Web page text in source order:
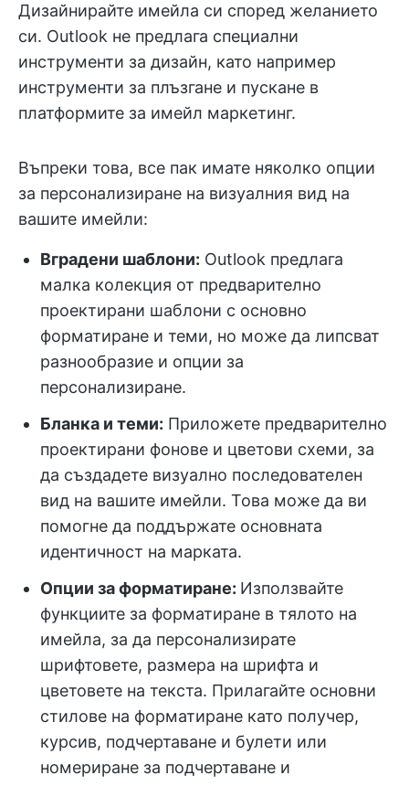
Дизайнирайте имейла си според желанието
си. Outlook не предлага специални
инструменти за дизайн, като например
инструменти за плъзгане и пускане в
платформите за имейл маркетинг.
Въпреки това, все пак имате няколко опции
за персонализиране на визуалния вид на
вашите имейли:
Вградени шаблони: Outlook предлага
малка колекция от предварително
проектирани шаблони с основно
форматиране и теми, но може да липсват
разнообразие и опции за
персонализиране.
Бланка и теми: Приложете предварително
проектирани фонове и цветови схеми, за
да създадете визуално последователен
вид на вашите имейли. Това може да ви
помогне да поддържате основната
идентичност на марката.
Опции за форматиране: Използвайте
функциите за форматиране в тялото на
имейла, за да персонализирате
шрифтовете, размера на шрифта и
цветовете на текста. Прилагайте основни
стилове на форматиране като получер,
курсив, подчертаване и булети или
номериране за подчертаване и